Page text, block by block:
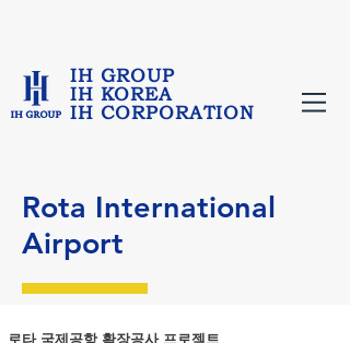
IH GROUP
IH KOREA
IH CORPORATION
Rota International
Airport
로타 국제공항 확장공사 ​프로젝트